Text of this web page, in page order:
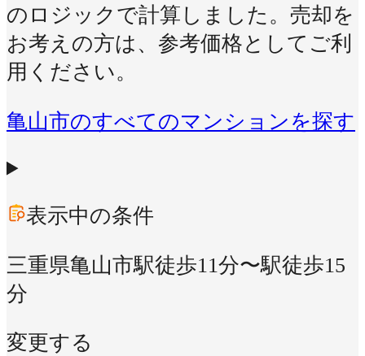
のロジックで計算しました。売却を
お考えの方は、参考価格としてご利
用ください。
亀山市のすべてのマンションを探す
表示中の条件
三重県亀山市駅徒歩11分〜駅徒歩15
分
変更する